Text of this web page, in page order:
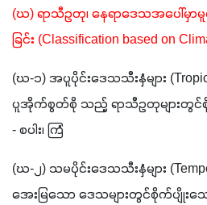
(ဃ) ရာသီဥတု၊ နေရာဒေသအပေါ်မှာ
ခြင်း (Classification based on
(ဃ-၁) အပူပိုင်းဒေသသီးနှံများ
ပူအိုက်စွတ်စို သည့် ရာသီဥတုများတွင်စိုက်
- စပါး၊ ကြံ
(ဃ-၂) သမပိုင်းဒေသသီးနှံများ
အေးမြသော ဒေသများတွင်စိုက်ပျိုးသော